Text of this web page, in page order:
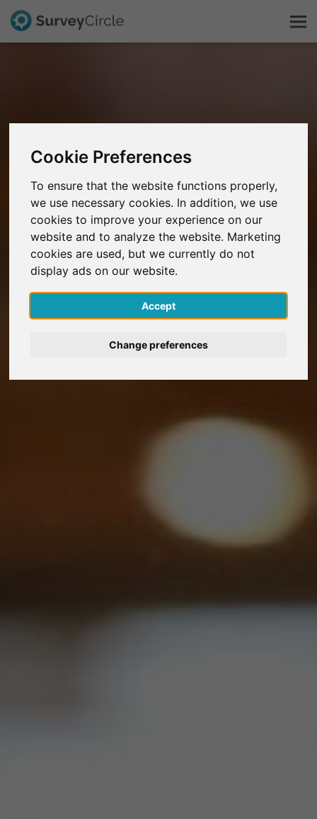
Cookie Preferences
To ensure that the website functions properly,
we use necessary cookies. In addition, we use
cookies to improve your experience on our
website and to analyze the website. Marketing
cookies are used, but we currently do not
display ads on our website.
Accept
Change preferences
Scopri la ricerca
FAQ
Registrati gratis
Accedi
English
Deutsch
Nederlands